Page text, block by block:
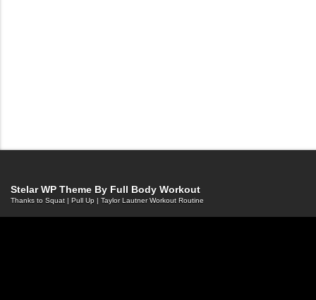
Stelar WP Theme By Full Body Workout
Thanks to Squat | Pull Up | Taylor Lautner Workout Routine